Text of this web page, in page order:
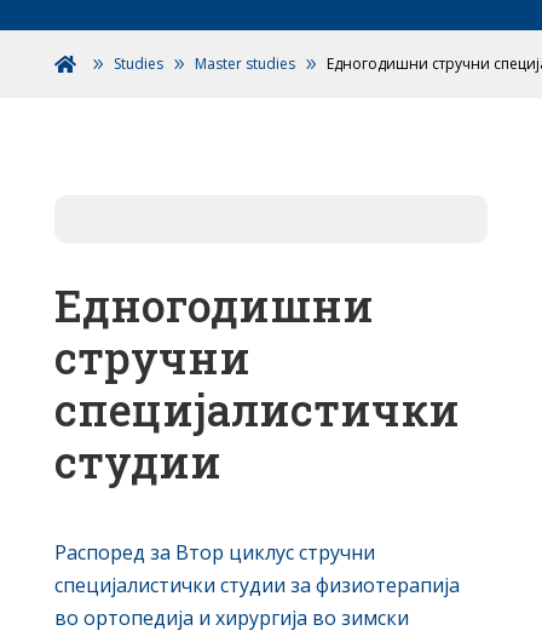
 Studies Master studies Едногодишни стручни
Едногодишни
стручни
специјалистички
студии
Распоред за Втор циклус стручни
специјалистички студии за физиотерапија
во ортопедија и хирургија во зимски